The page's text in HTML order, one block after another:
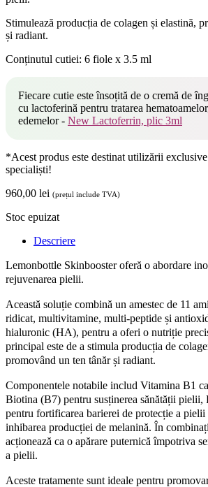
Stimulează producția de colagen și elastină,
și radiant.
Conținutul cutiei: 6 fiole x 3.5 ml
Fiecare cutie este însoțită de o cremă de
cu lactoferină pentru tratarea
edemelor - New Lactoferrin, plic 3ml
*Acest produs este destinat utilizării
specialiști!
960,00 lei (prețul include TVA)
Stoc epuizat
Descriere
Lemonbottle Skinbooster oferă o abordare
rejuvenarea pielii.
Această soluție combină un amestec de 11
ridicat, multivitamine, multi-peptide și
hialuronic (HA), pentru a oferi o nutriție
principal este de a stimula producția de
promovând un ten tânăr și radiant.
Componentele notabile includ Vitamina B1
Biotina (B7) pentru susținerea sănătății pielii,
pentru fortificarea barierei de protecție a
inhibarea producției de melanină. În
acționează ca o apărare puternică împotriva
a pielii.
Aceste tratamente sunt ideale pentru